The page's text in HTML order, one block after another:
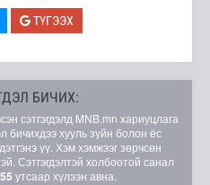
ТҮГЭЭХ
БИЧИХ:
сэтгэгдэлд MNB.mn хариуцлага
бичихдээ хууль зүйн болон ёс
үү. Хэм хэмжээг зөрчсөн
Сэтгэгдэлтэй холбоотой санал
утсаар хүлээн авна.